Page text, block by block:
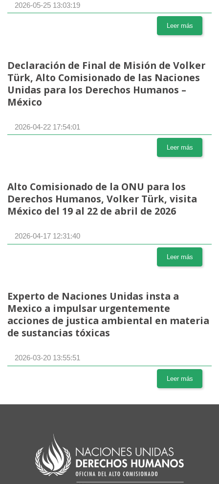
2026-05-25 13:03:19
Leer más
Declaración de Final de Misión de Volker
Türk, Alto Comisionado de las Naciones
Unidas para los Derechos Humanos –
México
2026-04-22 17:54:01
Leer más
Alto Comisionado de la ONU para los
Derechos Humanos, Volker Türk, visita
México del 19 al 22 de abril de 2026
2026-04-17 12:31:40
Leer más
Experto de Naciones Unidas insta a
Mexico a impulsar urgentemente
acciones de justica ambiental en materia
de sustancias tóxicas
2026-03-20 13:55:51
Leer más